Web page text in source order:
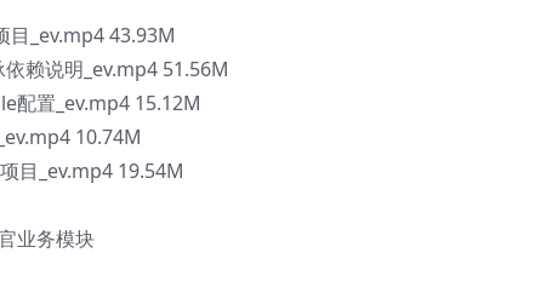
_ev.mp4 43.93M
赖说明_ev.mp4 51.56M
置_ev.mp4 15.12M
10.74M
目_ev.mp4 19.54M
业务模块